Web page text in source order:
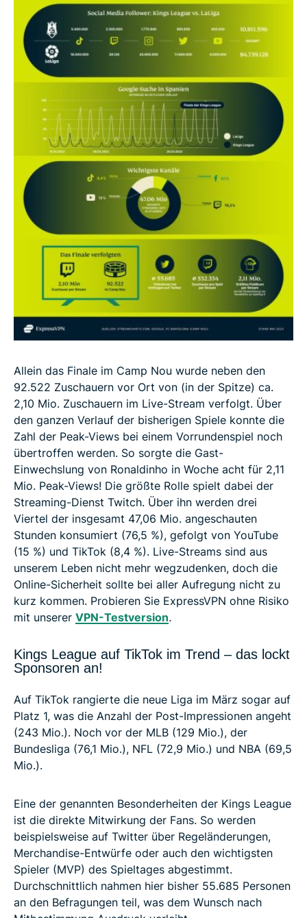
Allein das Finale im Camp Nou wurde neben den
92.522 Zuschauern vor Ort von (in der Spitze) ca.
2,10 Mio. Zuschauern im Live-Stream verfolgt. Über
den ganzen Verlauf der bisherigen Spiele konnte die
Zahl der Peak-Views bei einem Vorrundenspiel noch
übertroffen werden. So sorgte die Gast-
Einwechslung von Ronaldinho in Woche acht für 2,11
Mio. Peak-Views! Die größte Rolle spielt dabei der
Streaming-Dienst Twitch. Über ihn werden drei
Viertel der insgesamt 47,06 Mio. angeschauten
Stunden konsumiert (76,5 %), gefolgt von YouTube
(15 %) und TikTok (8,4 %). Live-Streams sind aus
unserem Leben nicht mehr wegzudenken, doch die
Online-Sicherheit sollte bei aller Aufregung nicht zu
kurz kommen. Probieren Sie ExpressVPN ohne Risiko
mit unserer VPN-Testversion.
Kings League auf TikTok im Trend – das lockt
Sponsoren an!
Auf TikTok rangierte die neue Liga im März sogar auf
Platz 1, was die Anzahl der Post-Impressionen angeht
(243 Mio.). Noch vor der MLB (129 Mio.), der
Bundesliga (76,1 Mio.), NFL (72,9 Mio.) und NBA (69,5
Mio.).
Eine der genannten Besonderheiten der Kings League
ist die direkte Mitwirkung der Fans. So werden
beispielsweise auf Twitter über Regeländerungen,
Merchandise-Entwürfe oder auch den wichtigsten
Spieler (MVP) des Spieltages abgestimmt.
Durchschnittlich nahmen hier bisher 55.685 Personen
an den Befragungen teil, was dem Wunsch nach